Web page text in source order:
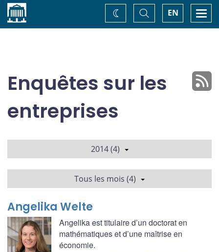
Accueil EN
Basculer
la
recherche
Changez
de
Enquêtes sur les
entreprises
2014 (4)
Tous les mois (4)
Angelika Welte
Angelika est titulaire d’un doctorat en
mathématiques et d’une maîtrise en
économie.